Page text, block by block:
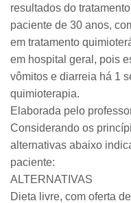
resultados do
paciente de 30 anos,
em tratamento
em hospital geral, pois
vômitos e diarreia há 1
quimioterapia.
Elaborada pelo
Considerando os
alternativas abaixo
paciente:
ALTERNATIVAS
Dieta livre, com oferta